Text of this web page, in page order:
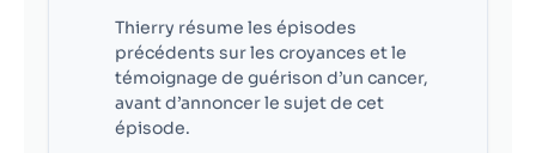
Thierry résume les épisodes
précédents sur les croyances et le
témoignage de guérison d’un cancer,
avant d’annoncer le sujet de cet
épisode.